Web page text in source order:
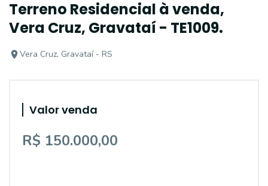
Terreno Residencial à venda,
Vera Cruz, Gravataí - TE1009.
Vera Cruz, Gravataí - RS
Valor venda
R$ 150.000,00